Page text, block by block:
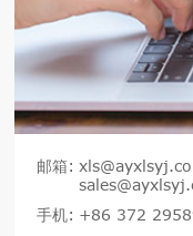
邮箱:
手机: +86 372